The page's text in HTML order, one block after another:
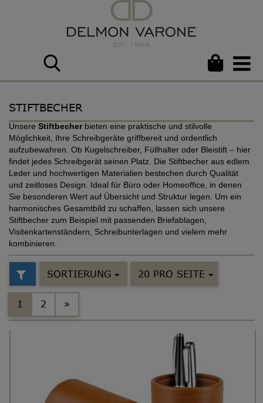
STIFTBECHER
Unsere Stiftbecher bieten eine praktische und stilvolle
Möglichkeit, Ihre Schreibgeräte griffbereit und ordentlich
aufzubewahren. Ob Kugelschreiber, Füllhalter oder Bleistift – hier
findet jedes Schreibgerät seinen Platz. Die Stiftbecher aus edlem
Leder und hochwertigen Materialien bestechen durch Qualität
und zeitloses Design. Ideal für Büro oder Homeoffice, in denen
Sie besonderen Wert auf Übersicht und Struktur legen. Um ein
harmonisches Gesamtbild zu schaffen, lassen sich unsere
Stiftbecher zum Beispiel mit passenden Briefablagen,
Visitenkartenständern, Schreibunterlagen und vielem mehr
kombinieren.
SORTIERUNG 20 PRO SEITE
1 2 »